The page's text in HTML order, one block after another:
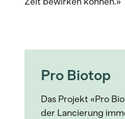
Pro Biotop
Das Projekt «Pro
der Lancierung